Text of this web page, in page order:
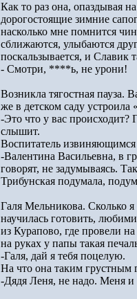
Как то раз она, опаздывая
дорогостоящие зимние
насколько мне помнится
сближаются, улыбаются
поскальзывается, и Славик
- Смотри, ****ь, не урони!
Возникла тягостная пауза.
же в детском саду устроила
-Это что у вас происходит?
слышит.
Воспитатель извиняющимся
-Валентина Васильевна, в
говорят, не задумываясь.
Трибунская подумала,
Галя Мельникова. Сколько
научилась готовить,
из Курапово, где провели
на руках у папы такая
-Галя, дай я тебя поцелую.
На что она таким грустным
-Дядя Леня, не надо. Меня и